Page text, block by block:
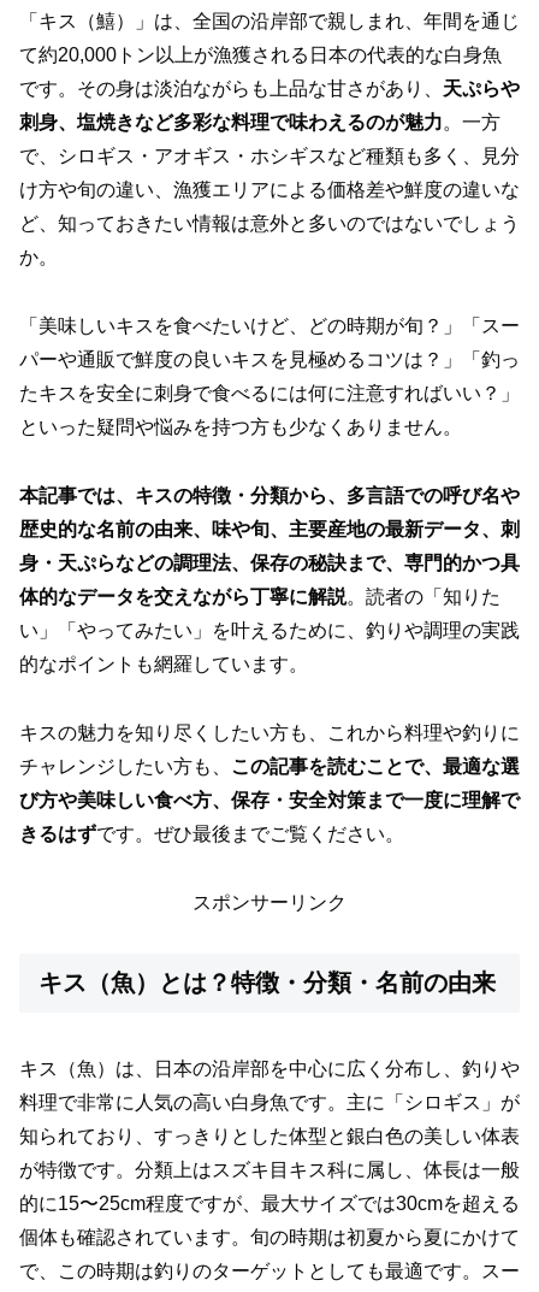
「キス（鱚）」は、全国の沿岸部で親しまれ、年間を通じ
て約20,000トン以上が漁獲される日本の代表的な白身魚
です。その身は淡泊ながらも上品な甘さがあり、 天ぷらや
刺身、塩焼きなど多彩な料理で味わえるのが魅力。一方
で、シロギス・アオギス・ホシギスなど種類も多く、見分
け方や旬の違い、漁獲エリアによる価格差や鮮度の違いな
ど、知っておきたい情報は意外と多いのではないでしょう
か。
「美味しいキスを食べたいけど、どの時期が旬？」「スー
パーや通販で鮮度の良いキスを見極めるコツは？」「釣っ
たキスを安全に刺身で食べるには何に注意すればいい？」
といった疑問や悩みを持つ方も少なくありません。
本記事では、キスの特徴・分類から、多言語での呼び名や
歴史的な名前の由来、味や旬、主要産地の最新データ、刺
身・天ぷらなどの調理法、保存の秘訣まで、専門的かつ具
体的なデータを交えながら丁寧に解説。読者の「知りた
い」「やってみたい」を叶えるために、釣りや調理の実践
的なポイントも網羅しています。
キスの魅力を知り尽くしたい方も、これから料理や釣りに
チャレンジしたい方も、 この記事を読むことで、最適な選
び方や美味しい食べ方、保存・安全対策まで一度に理解で
きるはずです。ぜひ最後までご覧ください。
スポンサーリンク
キス（魚）とは？特徴・分類・名前の由来
キス（魚）は、日本の沿岸部を中心に広く分布し、釣りや
料理で非常に人気の高い白身魚です。主に「シロギス」が
知られており、すっきりとした体型と銀白色の美しい体表
が特徴です。分類上はスズキ目キス科に属し、体長は一般
的に15〜25cm程度ですが、最大サイズでは30cmを超える
個体も確認されています。旬の時期は初夏から夏にかけて
で、この時期は釣りのターゲットとしても最適です。スー